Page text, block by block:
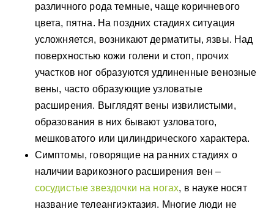
различного рода темные, чаще коричневого
цвета, пятна. На поздних стадиях ситуация
усложняется, возникают дерматиты, язвы. Над
поверхностью кожи голени и стоп, прочих
участков ног образуются удлиненные венозные
вены, часто образующие узловатые
расширения. Выглядят вены извилистыми,
образования в них бывают узловатого,
мешковатого или цилиндрического характера.
Симптомы, говорящие на ранних стадиях о
наличии варикозного расширения вен –
сосудистые звездочки на ногах, в науке носят
название телеангиэктазия. Многие люди не